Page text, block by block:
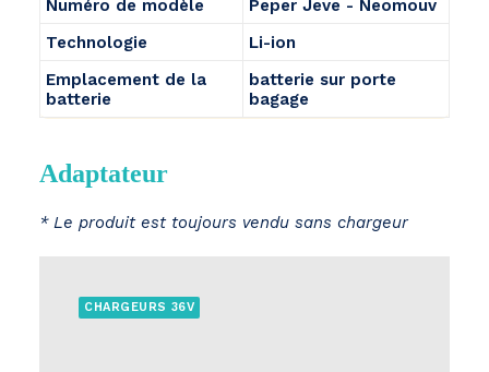
Numéro de modèle
Peper Jeve - Neomouv
Technologie
Li-ion
Emplacement de la
batterie
batterie sur porte
bagage
Adaptateur
* Le produit est toujours vendu sans chargeur
CHARGEURS 36V